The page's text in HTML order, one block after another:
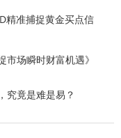
精准捕捉黄金买点信
市场瞬时财富机遇》
究竟是难是易？